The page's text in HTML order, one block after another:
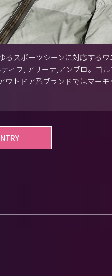
スポーツシーンに対応する
ィフ, アリーナ,アンブロ。ゴ
ウトドア系ブランドではマー